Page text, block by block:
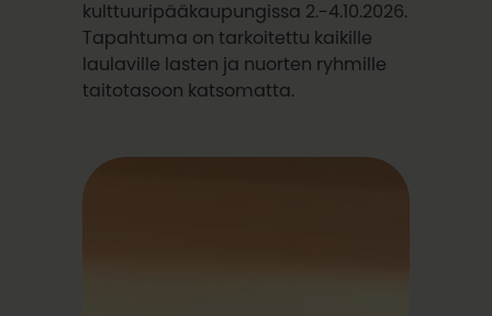
kulttuuripääkaupungissa 2.-4.10.2026.
Tapahtuma on tarkoitettu kaikille
laulaville lasten ja nuorten ryhmille
taitotasoon katsomatta.